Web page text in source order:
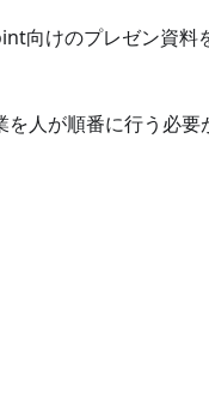
向けのプレゼン資料
人が順番に行う必要